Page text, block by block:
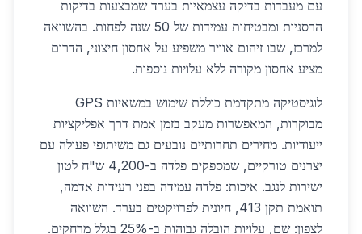
עם מעבדות בדיקה עצמאיות בערד שמבצעות בדיקות
הרסניות ומבטיחות עמידות של 50 שנה לפחות. בהשוואה
למרכז, שבו זיהום אוויר משפיע על אחסון חיצוני, הדרום
מציע אחסון מקורה ללא עלויות נוספות.
לוגיסטיקה מתקדמת כוללת שימוש במשאיות GPS
מבוקרות, המאפשרות מעקב בזמן אמת דרך אפליקציות
ייעודיות. מחירים תחרותיים נובעים גם משיתופי פעולה עם
יצרנים טורקיים, שמספקים פלדה ב-4,200 ש"ח לטון
ישירות לנגב. איכות: פלדה עמידה בפני רעידות אדמה,
תואמת תקן 413, חיונית לפרויקטים בערד. השוואה
לצפון: שם, עלויות הובלה גבוהות ב-25% בגלל מרחקים.